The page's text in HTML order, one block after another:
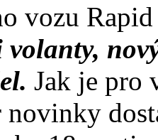
vozu
Jak je pro